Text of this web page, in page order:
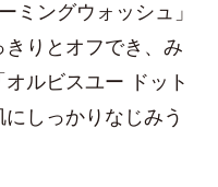
ミングウォッシュ」
りとオフでき、み
ルビスユー ドット
しっかりなじみう